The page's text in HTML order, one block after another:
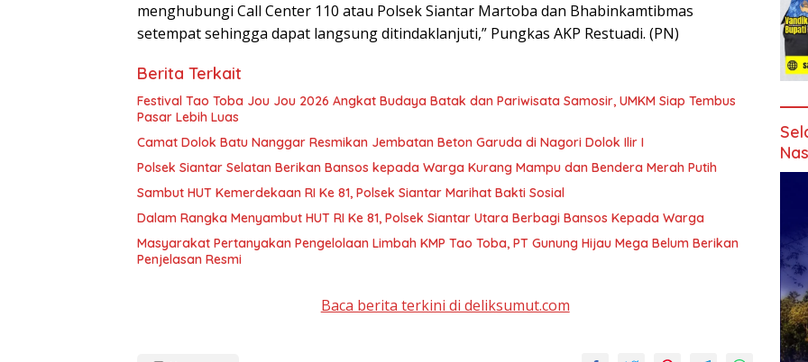
menghubungi Call Center 110 atau Polsek Siantar Martoba dan Bhabinkamtibmas
setempat sehingga dapat langsung ditindaklanjuti,” Pungkas AKP Restuadi. (PN)
Berita Terkait
Festival Tao Toba Jou Jou 2026 Angkat Budaya Batak dan Pariwisata Samosir, UMKM Siap Tembus
Pasar Lebih Luas
Camat Dolok Batu Nanggar Resmikan Jembatan Beton Garuda di Nagori Dolok Ilir I
Polsek Siantar Selatan Berikan Bansos kepada Warga Kurang Mampu dan Bendera Merah Putih
Sambut HUT Kemerdekaan RI Ke 81, Polsek Siantar Marihat Bakti Sosial
Dalam Rangka Menyambut HUT RI Ke 81, Polsek Siantar Utara Berbagi Bansos Kepada Warga
Masyarakat Pertanyakan Pengelolaan Limbah KMP Tao Toba, PT Gunung Hijau Mega Belum Berikan
Penjelasan Resmi
Baca berita terkini di deliksumut.com